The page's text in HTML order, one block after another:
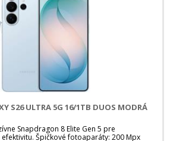
S26 ULTRA 5G 16/1TB DUOS MODRÁ
Snapdragon 8 Elite Gen 5 pre
Špičkové fotoaparáty: 200 Mpx